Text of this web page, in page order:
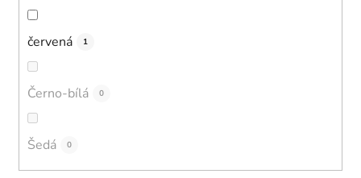
červená 1
Černo-bílá 0
Šedá 0